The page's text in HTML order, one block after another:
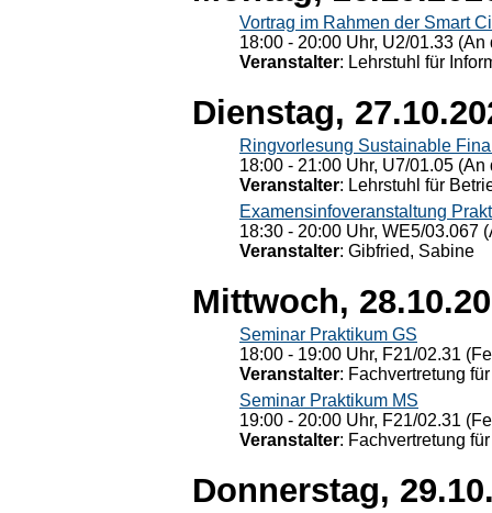
Vortrag im Rahmen der Smart
18:00 - 20:00 Uhr, U2/01.33
Veranstalter: Lehrstuhl für
Dienstag,
Ringvorlesung Sustainable
18:00 - 21:00 Uhr, U7/01.05
Veranstalter: Lehrstuhl für
Examensinfoveranstaltung
18:30 - 20:00 Uhr, WE5/03.067
Veranstalter: Gibfried, Sabine
Mittwoch,
Seminar Praktikum GS
18:00 - 19:00 Uhr, F21/02.31
Veranstalter: Fachvertretung
Seminar Praktikum MS
19:00 - 20:00 Uhr, F21/02.31
Veranstalter: Fachvertretung
Donnerstag,